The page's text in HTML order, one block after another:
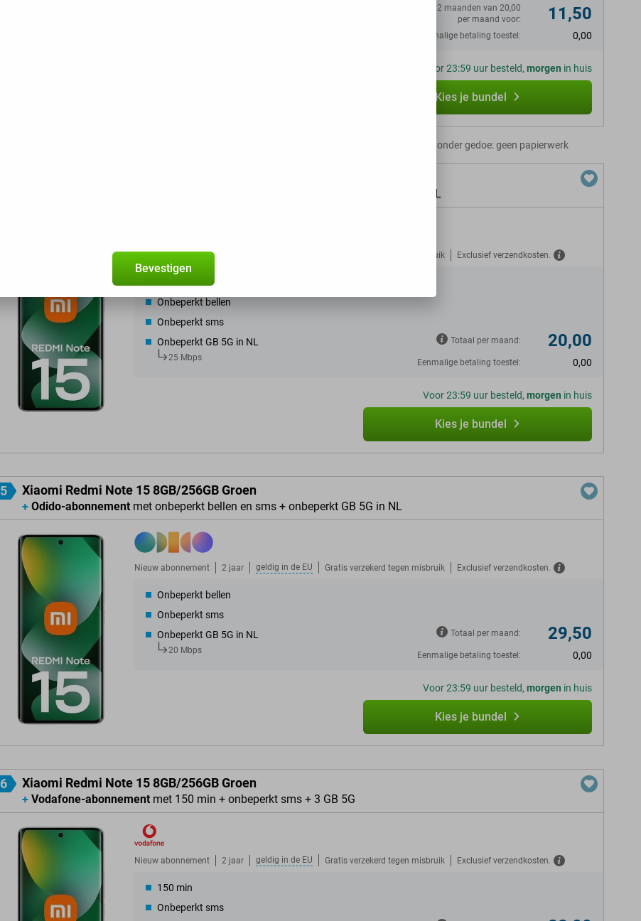
Eerste 12 maanden van 20,00
per maand voor:
11,50
Eenmalige betaling toestel: 0,00
Voor 23:59 uur besteld, morgen in huis
Kies je bundel
Abonnement zonder gedoe: geen papierwerk
met onbeperkt bellen en sms + onbeperkt GB 5G in NL
Nieuw abonnement Gratis verzekerd tegen misbruik Exclusief verzendkosten.
Op het betrouwbare netwerk van KPN
Onbeperkt bellen
Onbeperkt sms
Onbeperkt GB 5G in NL
25 Mbps
Totaal per maand: 20,00
Eenmalige betaling toestel: 0,00
Voor 23:59 uur besteld, morgen in huis
Kies je bundel
5 Xiaomi Redmi Note 15 8GB/256GB Groen
+ Odido-abonnement met onbeperkt bellen en sms + onbeperkt GB 5G in NL
Nieuw abonnement 2 jaar geldig in de EU Gratis verzekerd tegen misbruik Exclusief verzendkosten.
Onbeperkt bellen
Onbeperkt sms
Onbeperkt GB 5G in NL
20 Mbps
Totaal per maand: 29,50
Eenmalige betaling toestel: 0,00
Voor 23:59 uur besteld, morgen in huis
Kies je bundel
6 Xiaomi Redmi Note 15 8GB/256GB Groen
+ Vodafone-abonnement met 150 min + onbeperkt sms + 3 GB 5G
Nieuw abonnement 2 jaar geldig in de EU Gratis verzekerd tegen misbruik Exclusief verzendkosten.
150 min
Onbeperkt sms
Bevestigen